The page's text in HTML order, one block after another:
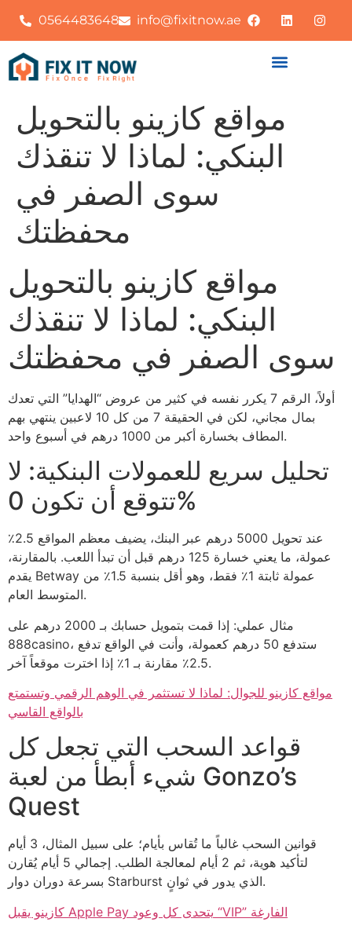
0564483648 info@fixitnow.ae
مواقع كازينو بالتحويل
البنكي: لماذا لا تنقذك
سوى الصفر في
محفظتك
مواقع كازينو بالتحويل
البنكي: لماذا لا تنقذك
سوى الصفر في محفظتك
أولاً، الرقم 7 يكرر نفسه في كثير من عروض “الهدايا” التي تعدك
بمال مجاني، لكن في الحقيقة 7 من كل 10 لاعبين ينتهي بهم
المطاف بخسارة أكبر من 1000 درهم في أسبوع واحد.
تحليل سريع للعمولات البنكية: لا
تتوقع أن تكون 0%
عند تحويل 5000 درهم عبر البنك، يضيف معظم المواقع 2.5٪
عمولة، ما يعني خسارة 125 درهم قبل أن تبدأ اللعب. بالمقارنة،
يقدم Betway عمولة ثابتة 1٪ فقط، وهو أقل بنسبة 1.5٪ من
المتوسط العام.
مثال عملي: إذا قمت بتمويل حسابك بـ 2000 درهم على
888casino، ستدفع 50 درهم كعمولة، وأنت في الواقع تدفع
2.5٪ مقارنة بـ 1٪ إذا اخترت موقعاً آخر.
مواقع كازينو للجوال: لماذا لا تستثمر في الوهم الرقمي وتستمتع
بالواقع القاسي
قواعد السحب التي تجعل كل
شيء أبطأ من لعبة Gonzo’s
Quest
قوانين السحب غالباً ما تُقاس بأيام؛ على سبيل المثال، 3 أيام
لتأكيد هوية، ثم 2 أيام لمعالجة الطلب. إجمالي 5 أيام يُقارن
بسرعة دوران دوار Starburst الذي يدور في ثوانٍ.
كازينو يقبل Apple Pay يتحدى كل وعود “VIP” الفارغة